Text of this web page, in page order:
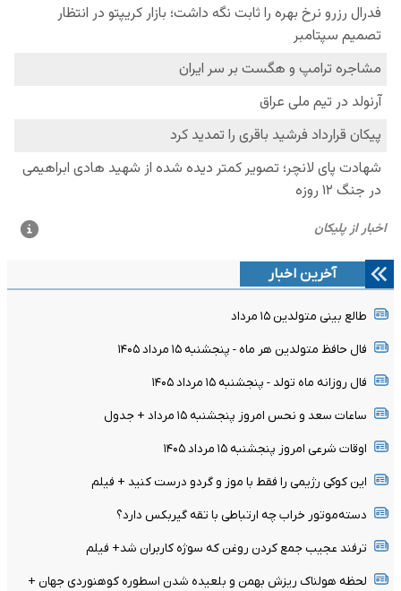
آخرین اخبار
طالع بینی متولدین ۱۵ مرداد
فال حافظ متولدین هر ماه - پنجشنبه ۱۵ مرداد ۱۴۰۵
فال روزانه ماه تولد - پنجشنبه ۱۵ مرداد ۱۴۰۵
ساعات سعد و نحس امروز پنجشنبه ۱۵ مرداد + جدول
اوقات شرعی امروز پنجشنبه ۱۵ مرداد ۱۴۰۵
این کوکی رژیمی را فقط با موز و گردو درست کنید + فیلم
دسته‌موتور خراب چه ارتباطی با تقه گیربکس دارد؟
ترفند عجیب جمع کردن روغن که سوژه کاربران شد+ فیلم
لحظه هولناک ریزش بهمن و بلعیده شدن اسطوره کوهنوردی جهان +